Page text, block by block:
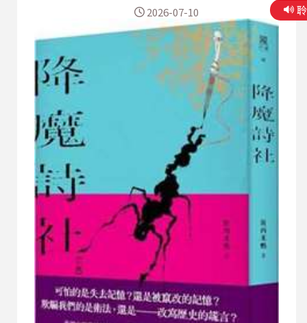
社」詩人，又有甚麼樣的能力，能否穿透時代的黑
2026-07-10